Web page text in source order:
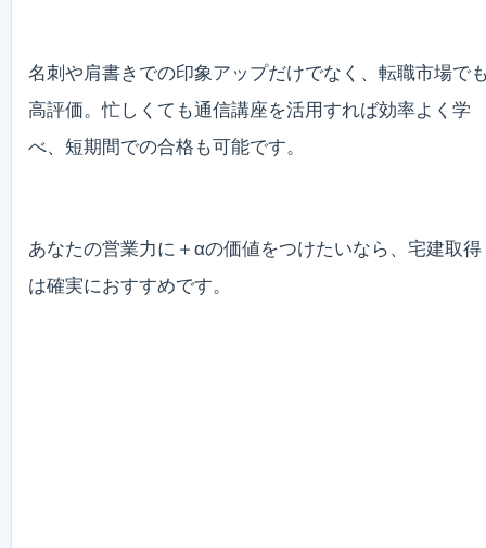
名刺や肩書きでの印象アップだけでなく、転職市場で
高評価。忙しくても通信講座を活用すれば効率よく学
べ、短期間での合格も可能です。
あなたの営業力に＋αの価値をつけたいなら、宅建取得
は確実におすすめです。